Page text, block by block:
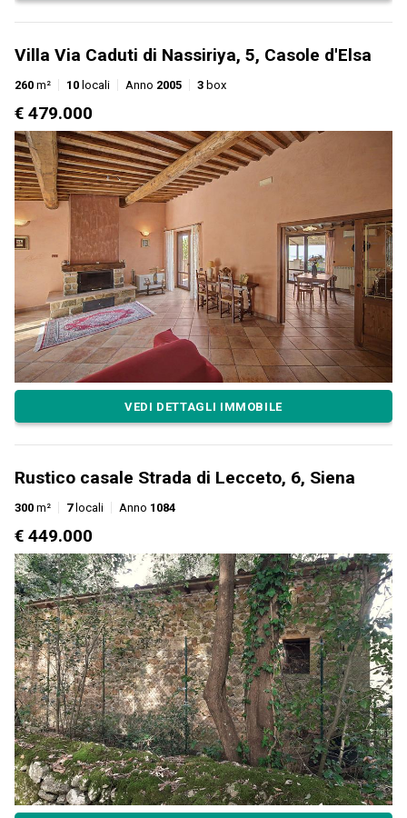
Villa Via Caduti di Nassiriya, 5, Casole d'Elsa
260 m² 10 locali Anno 2005 3 box
€ 479.000
VEDI DETTAGLI IMMOBILE
Rustico casale Strada di Lecceto, 6, Siena
300 m² 7locali Anno 1084
€ 449.000